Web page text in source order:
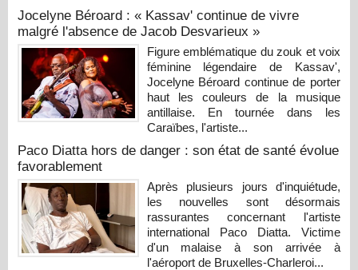
Jocelyne Béroard : « Kassav' continue de vivre
malgré l'absence de Jacob Desvarieux »
Figure emblématique du zouk et voix
féminine légendaire de Kassav',
Jocelyne Béroard continue de porter
haut les couleurs de la musique
antillaise. En tournée dans les
Caraïbes, l'artiste...
Paco Diatta hors de danger : son état de santé évolue
favorablement
Après plusieurs jours d'inquiétude,
les nouvelles sont désormais
rassurantes concernant l'artiste
international Paco Diatta. Victime
d'un malaise à son arrivée à
l'aéroport de Bruxelles-Charleroi...